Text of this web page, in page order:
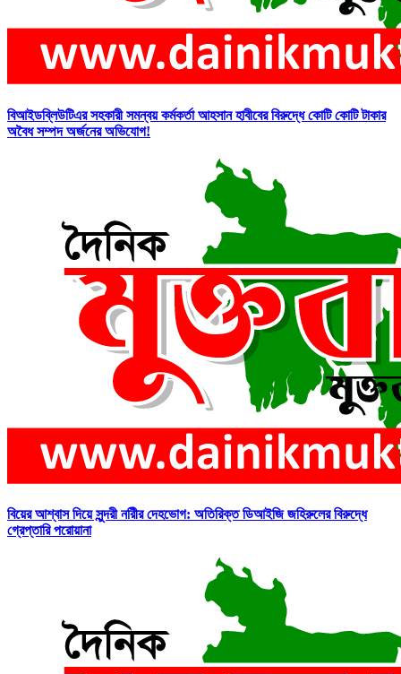
বিআইডব্লিউটিএর সহকারী সমন্বয় কর্মকর্তা আহসান হাবীবের বিরুদ্ধে কোটি কোটি টাকার
অবৈধ সম্পদ অর্জনের অভিযোগ!
বিয়ের আশ্বাস দিয়ে সুন্দরী নরিীর দেহভোগ: অতিরিক্ত ডিআইজি জহিরুলের বিরুদ্ধে
গ্রেপ্তারি পরোয়ানা